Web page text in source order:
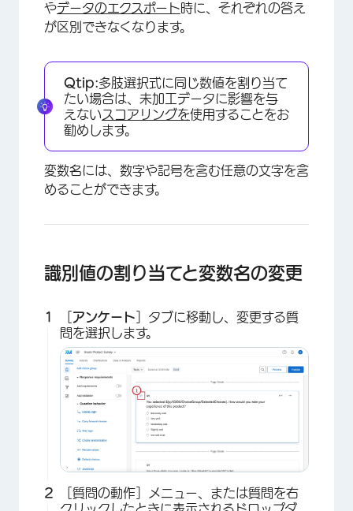
やデータのエクスポート時に、それぞれの答え
が区別できなくなります。
Qtip:多肢選択式に同じ数値を割り当て
たい場合は、未加工データに影響を与
えないスコアリングを使用することをお
勧めします。
変数名には、数字や記号を含む任意の文字を含
めることができます。
識別値の割り当てと変数名の変更
アンケート ］タブに移動し、変更する質
問を選択します。
［質問の動作］メニュー、または質問を右